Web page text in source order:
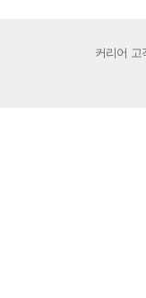
커리어 고